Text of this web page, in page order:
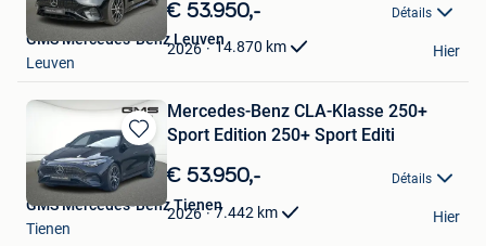
Mes
Favoris
€ 53.950,- Détails
2026 14.870 km
GMS Mercedes-Benz Leuven
Leuven
Hier
Sauvegarder
dans
Mes
Favoris
Mercedes-Benz CLA-Klasse 250+
Sport Edition 250+ Sport Editi
€ 53.950,- Détails
2026 7.442 km
GMS Mercedes-Benz Tienen
Tienen
Hier